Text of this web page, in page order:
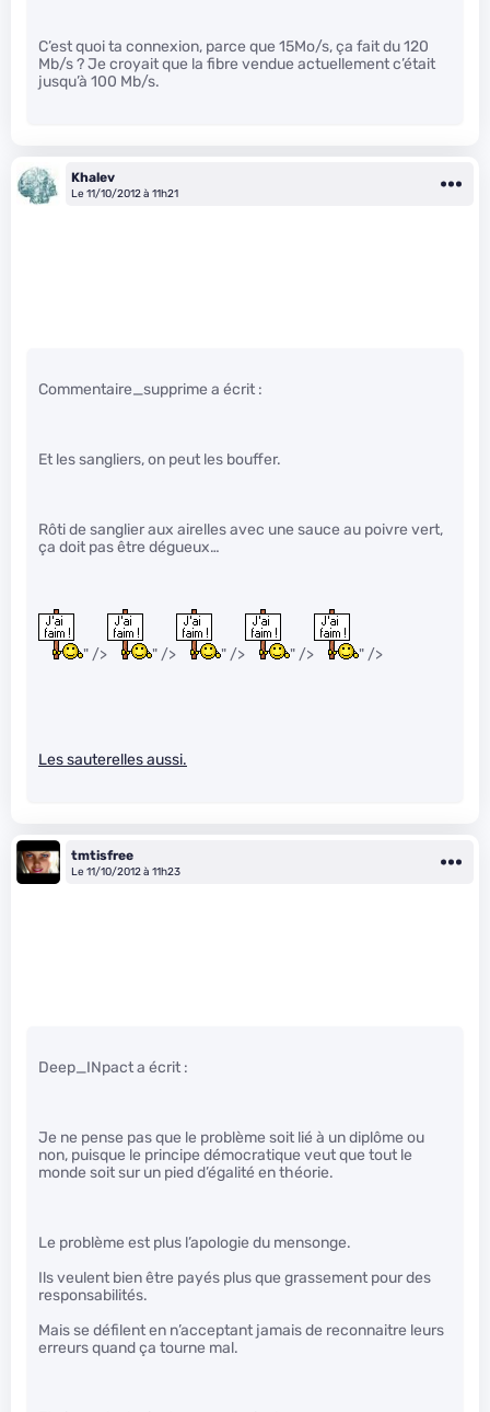
C’est quoi ta connexion, parce que 15Mo/s, ça fait du 120
Mb/s ? Je croyait que la fibre vendue actuellement c’était
jusqu’à 100 Mb/s.
Khalev
Le 11/10/2012 à 11h21
Commentaire_supprime a écrit :
Et les sangliers, on peut les bouffer.
Rôti de sanglier aux airelles avec une sauce au poivre vert,
ça doit pas être dégueux…
" /> " /> " /> " /> " />
Les sauterelles aussi.
tmtisfree
Le 11/10/2012 à 11h23
Deep_INpact a écrit :
Je ne pense pas que le problème soit lié à un diplôme ou
non, puisque le principe démocratique veut que tout le
monde soit sur un pied d’égalité en théorie.
Le problème est plus l’apologie du mensonge.
Ils veulent bien être payés plus que grassement pour des
responsabilités.
Mais se défilent en n’acceptant jamais de reconnaitre leurs
erreurs quand ça tourne mal.